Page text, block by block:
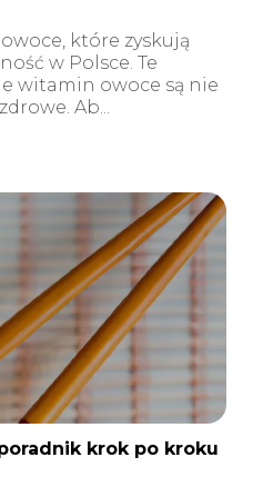
które zyskują
w Polsce. Te
witamin owoce są nie
Ab...
krok po kroku